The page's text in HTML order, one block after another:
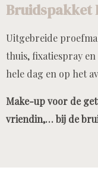
Bruidspakket
Uitgebreide
thuis, fixatiespray
hele dag en op het
Make-up voor de
vriendin,… bij de